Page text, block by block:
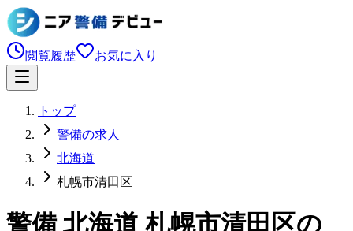
閲覧履歴 お気に入り
トップ
警備の求人
北海道
札幌市清田区
警備 北海道 札幌市清田区の